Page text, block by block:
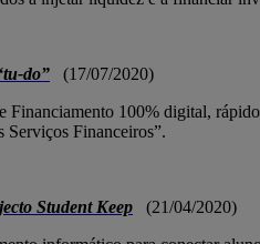
do”
(17/07/2020)
100% digital,
Serviços Financeiros”.
Student Keep
(21/04/2020)